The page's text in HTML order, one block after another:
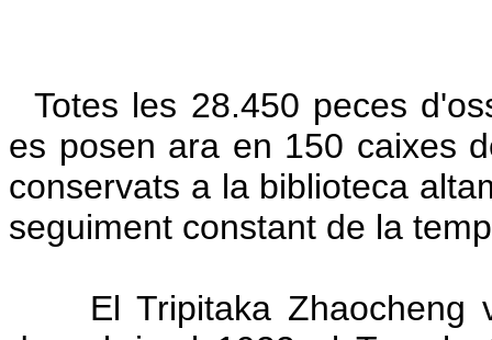
Totes les 28.450 peces
es posen ara en 150 caixes
conservats a la biblioteca
seguiment constant de la
El Tripitaka Zhaocheng